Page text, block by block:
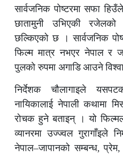
सार्वजनिक पोष्टरमा सफा
छातामुनी उभिएकी रजेलको
छल्किएको छ । सार्वजनिक
फिल्म मात्र नभएर नेपाल र
पुलको रुपमा अगाडि आउने
निर्देशक चौलागाइले
नायिकालाई नेपाली कथामा
रोचक हुने बताइन् । यो
व्यानरमा उज्ज्वल गुरागाँइले
नेपाल–जापानको सम्बन्ध,